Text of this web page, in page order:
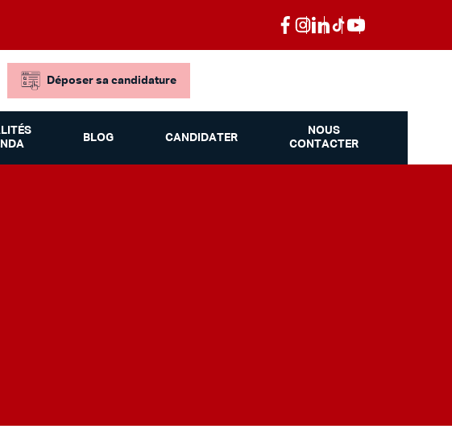
Déposer sa candidature
BLOG CANDIDATER
NOUS
CONTACTER